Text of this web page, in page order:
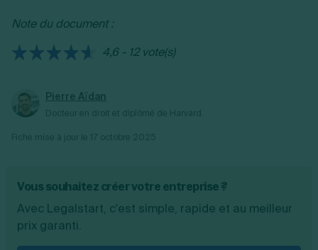
En général, sa marge nette se situe entre 25
des charges permet d'optimiser cette marge.
Note du document :
4,6 - 12 vote(s)
Pierre Aïdan
Vous souhaitez créer votre entreprise ?
Avec Legalstart, c'est simple, rapide et au meilleur
prix garanti.